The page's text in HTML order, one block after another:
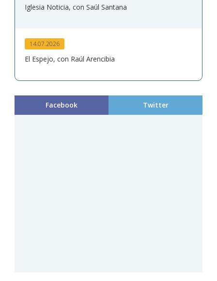
Iglesia Noticia, con Saúl Santana
14.07.2026
El Espejo, con Raúl Arencibia
Facebook Twitter